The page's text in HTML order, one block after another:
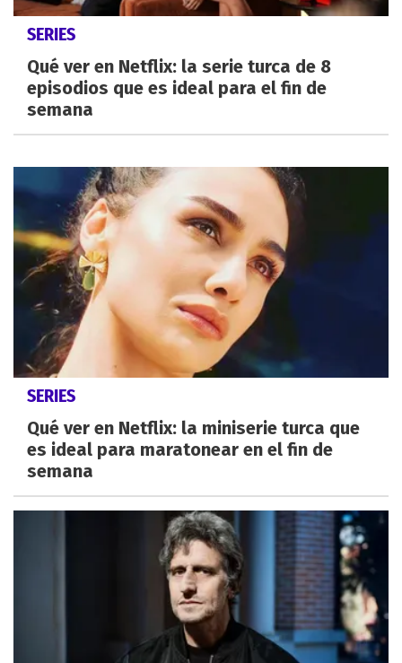
SERIES
Qué ver en Netflix: la serie turca de 8
episodios que es ideal para el fin de
semana
SERIES
Qué ver en Netflix: la miniserie turca que
es ideal para maratonear en el fin de
semana